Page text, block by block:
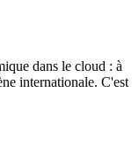
dans le cloud : à
internationale. C'est